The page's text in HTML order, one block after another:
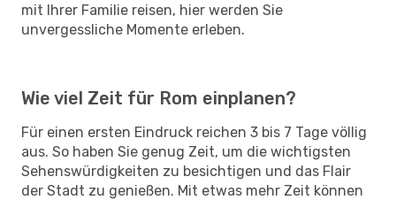
mit Ihrer Familie reisen, hier werden Sie
unvergessliche Momente erleben.
Wie viel Zeit für Rom einplanen?
Für einen ersten Eindruck reichen 3 bis 7 Tage völlig
aus. So haben Sie genug Zeit, um die wichtigsten
Sehenswürdigkeiten zu besichtigen und das Flair
der Stadt zu genießen. Mit etwas mehr Zeit können